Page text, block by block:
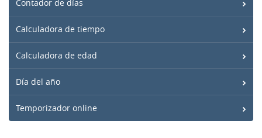
Contador de días
Calculadora de tiempo
Calculadora de edad
Día del año
Temporizador online